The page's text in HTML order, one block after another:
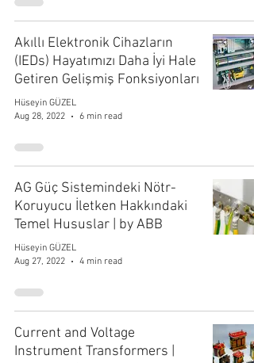
Akıllı Elektronik Cihazların
(IEDs) Hayatımızı Daha İyi Hale
Getiren Gelişmiş Fonksiyonları
Hüseyin GÜZEL
Aug 28, 2022
6 min read
AG Güç Sistemindeki Nötr-
Koruyucu İletken Hakkındaki
Temel Hususlar | by ABB
Hüseyin GÜZEL
Aug 27, 2022
4 min read
Current and Voltage
Instrument Transformers |